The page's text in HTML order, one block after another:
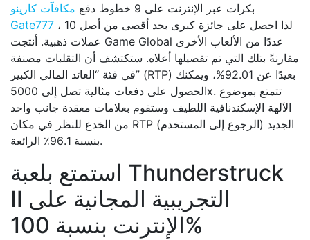
بكرات عبر الإنترنت على 9 خطوط دفع
مكافآت كازينو
Gate777 ، لذا احصل على جائزة كبرى بحد أقصى من أصل 10
عملات ذهبية. أنتجت Game Global عددًا من الألعاب الأخرى
مقارنةً بتلك التي تم تفصيلها أعلاه. ستكتشف أن التقلبات مصنفة
في فئة “العائد المالي الكبير” (RTP) بعيدًا عن 92.01%، ويمكنك
الحصول على دفعات مثالية تصل إلى 5000x. تتمتع بموضوع
الآلهة الإسكندنافية اللطيف وستقوم بعلامات معقدة جانب واحد
من الخدع للنظر في مكان RTP الجديد (الرجوع إلى المستخدم)
بنسبة 96.1٪ الرائعة.
استمتع بلعبة Thunderstruck
II التجريبية المجانية على
الإنترنت بنسبة 100%